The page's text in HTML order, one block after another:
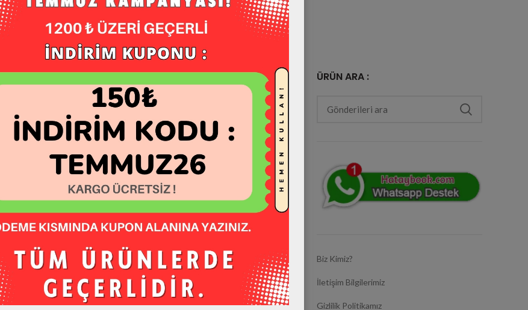
Hesaplarımız:
:
HATAYBOOK <<
Hatay Yerli Üretim
Tüm Kredi Kartları ile Ödeme
ÜRÜN ARA :
Biz Kimiz?
İletişim Bilgilerimiz
Gizlilik Politikamız